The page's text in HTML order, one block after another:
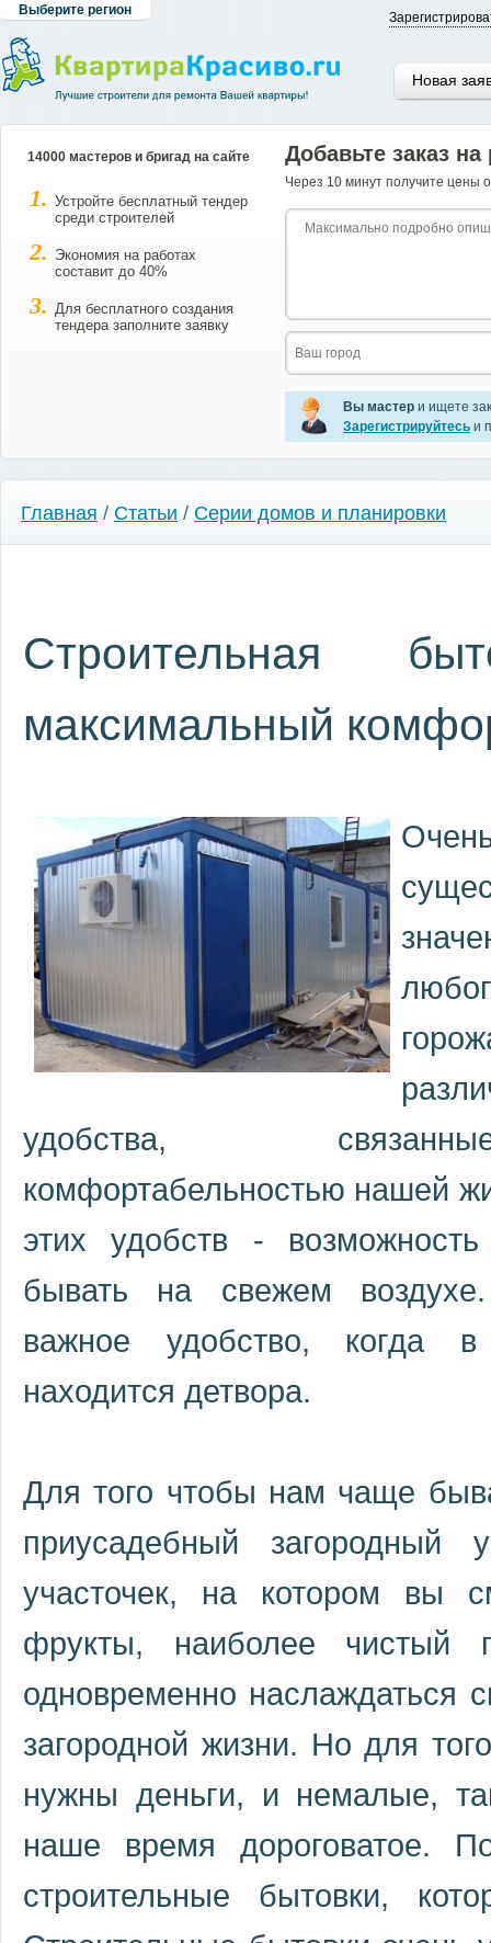
Выберите регион
Новая
14000 мастеров и бригад на сайте
Устройте бесплатный тендер
среди строителей
Экономия на работах
составит до 40%
Для бесплатного создания
тендера заполните заявку
Добавьте заказ
Через 10 минут получите цены
Вы мастер и ищете
Зарегистрируйтесь и
Главная / Статьи / Серии домов и планировки
Строительная
максимальный
удобства,
комфортабельностью нашей
этих удобств -
бывать на свежем
важное удобство, когда
находится детвора.
Для того чтобы нам чаще
приусадебный загородный
участочек, на котором вы
фрукты, наиболее чистый
одновременно наслаждаться
загородной жизни. Но для
нужны деньги, и немалые,
наше время дороговатое.
строительные бытовки,